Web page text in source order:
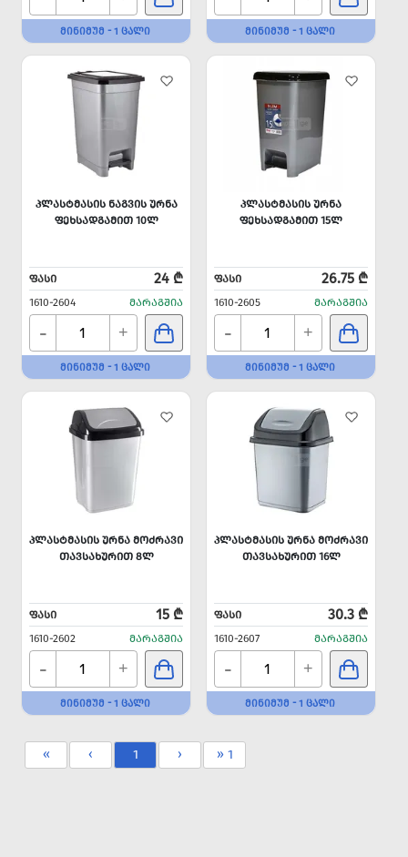
ᲛᲘᲜᲘᲛᲣᲛ - 1 ᲪᲐᲚᲘ ᲛᲘᲜᲘᲛᲣᲛ - 1 ᲪᲐᲚᲘ
ᲞᲚᲐᲡᲢᲛᲐᲡᲘᲡ ᲜᲐᲒᲕᲘᲡ ᲣᲠᲜᲐ
ᲤᲔᲮᲡᲐᲓᲒᲐᲛᲘᲗ 10Ლ
ᲤᲐᲡᲘ 24 ₾
1610-2604 ᲛᲐᲠᲐᲒᲨᲘᲐ
- +
ᲛᲘᲜᲘᲛᲣᲛ - 1 ᲪᲐᲚᲘ
ᲞᲚᲐᲡᲢᲛᲐᲡᲘᲡ ᲣᲠᲜᲐ
ᲤᲔᲮᲡᲐᲓᲒᲐᲛᲘᲗ 15Ლ
ᲤᲐᲡᲘ 26.75 ₾
1610-2605 ᲛᲐᲠᲐᲒᲨᲘᲐ
- +
ᲛᲘᲜᲘᲛᲣᲛ - 1 ᲪᲐᲚᲘ
ᲞᲚᲐᲡᲢᲛᲐᲡᲘᲡ ᲣᲠᲜᲐ ᲛᲝᲫᲠᲐᲕᲘ
ᲗᲐᲕᲡᲐᲮᲣᲠᲘᲗ 8Ლ
ᲤᲐᲡᲘ 15 ₾
1610-2602 ᲛᲐᲠᲐᲒᲨᲘᲐ
- +
ᲛᲘᲜᲘᲛᲣᲛ - 1 ᲪᲐᲚᲘ
ᲞᲚᲐᲡᲢᲛᲐᲡᲘᲡ ᲣᲠᲜᲐ ᲛᲝᲫᲠᲐᲕᲘ
ᲗᲐᲕᲡᲐᲮᲣᲠᲘᲗ 16Ლ
ᲤᲐᲡᲘ 30.3 ₾
1610-2607 ᲛᲐᲠᲐᲒᲨᲘᲐ
- +
ᲛᲘᲜᲘᲛᲣᲛ - 1 ᲪᲐᲚᲘ
« ‹ 1 › » 1